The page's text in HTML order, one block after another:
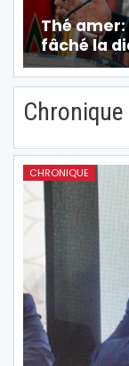
Thé
fâché la
Chronique
CHRONIQUE